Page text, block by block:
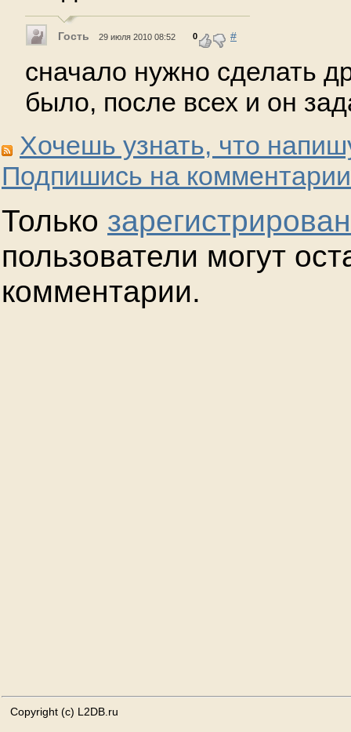
Гость 29 июля 2010 08:52 0 #
сначало нужно сделать
было, после всех и он
Хочешь узнать, что
Подпишись на
Только
пользователи могут
комментарии.
Copyright (c) L2DB.ru